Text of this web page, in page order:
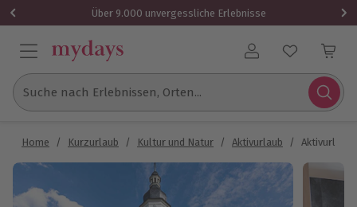
Über 9.000 unvergessliche Erlebnisse
Benutzerkonto
Suche nach Erlebnissen, Orten...
Home / Kurzurlaub / Kultur und Natur / Aktivurlaub / Aktivurlaub